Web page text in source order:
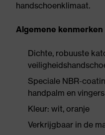
handschoenklimaat.
Algemene kenmerken
Dichte, robuuste
Speciale NBR-
handpalm en vingers
Kleur: wit, oranje
Verkrijgbaar in de